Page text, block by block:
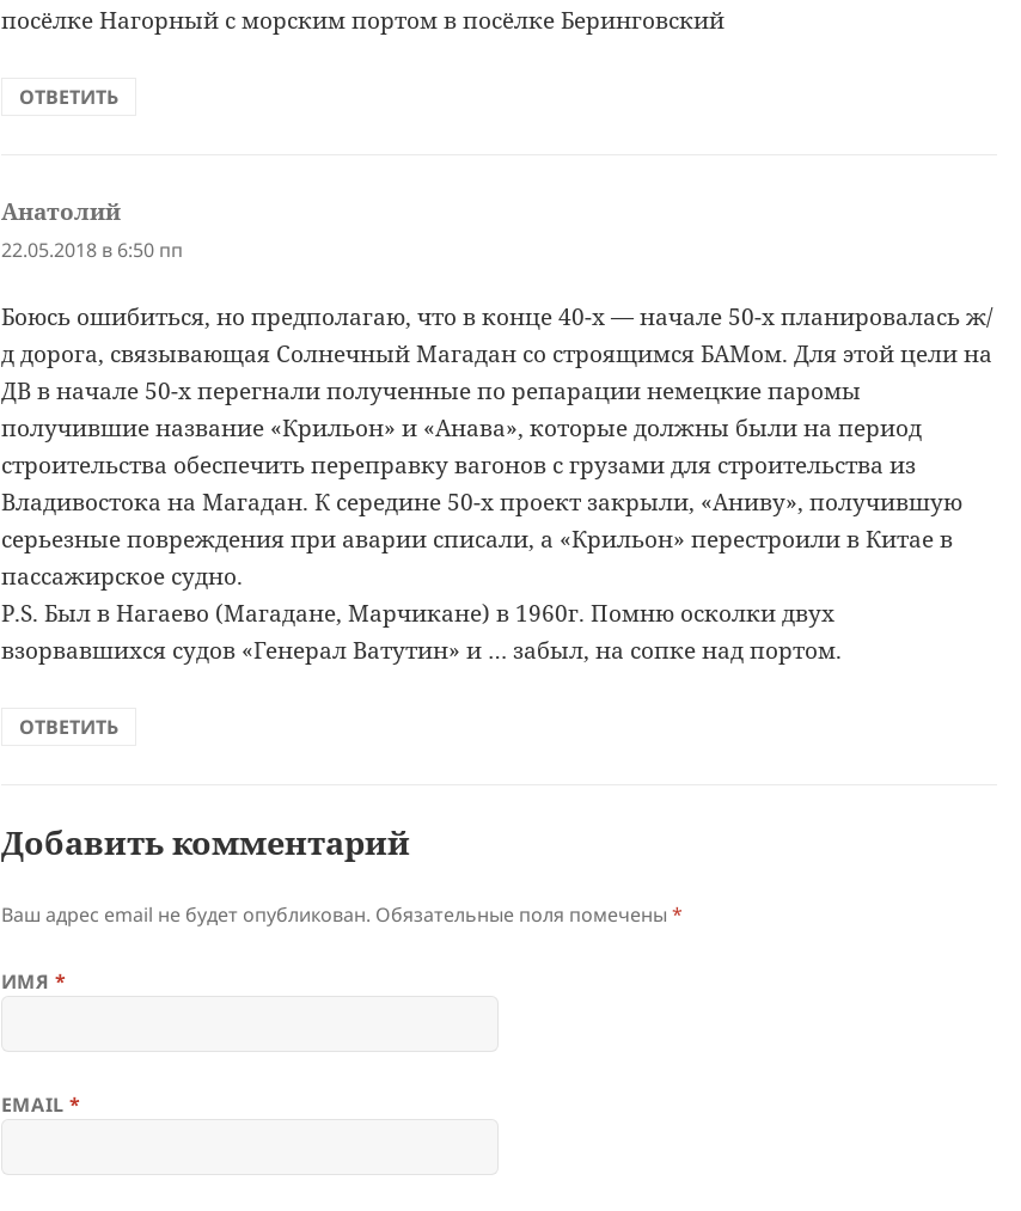
посёлке Нагорный с морским портом в посёлке Беринговский
ОТВЕТИТЬ
Анатолий:
22.05.2018 в 6:50 пп
Боюсь ошибиться, но предполагаю, что в конце 40-х — начале 50-х планировалась ж/
д дорога, связывающая Солнечный Магадан со строящимся БАМом. Для этой цели на
ДВ в начале 50-х перегнали полученные по репарации немецкие паромы
получившие название «Крильон» и «Анава», которые должны были на период
строительства обеспечить переправку вагонов с грузами для строительства из
Владивостока на Магадан. К середине 50-х проект закрыли, «Аниву», получившую
серьезные повреждения при аварии списали, а «Крильон» перестроили в Китае в
пассажирское судно.
Р.S. Был в Нагаево (Магадане, Марчикане) в 1960г. Помню осколки двух
взорвавшихся судов «Генерал Ватутин» и … забыл, на сопке над портом.
ОТВЕТИТЬ
Добавить комментарий
Ваш адрес email не будет опубликован. Обязательные поля помечены *
ИМЯ*
EMAIL*